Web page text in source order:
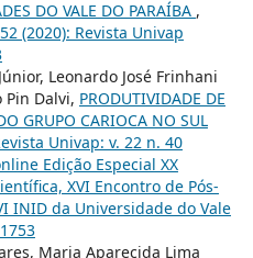
DO VALE DO PARAÍBA ,
(2020): Revista Univap
Leonardo José Frinhani
Pin Dalvi, PRODUTIVIDADE DE
GRUPO CARIOCA NO SUL
Univap: v. 22 n. 40
Edição Especial XX
XVI Encontro de Pós-
INID da Universidade do Vale
Maria Aparecida Lima